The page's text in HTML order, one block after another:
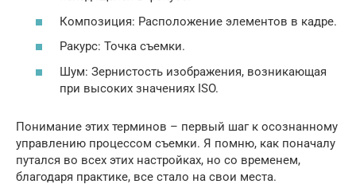
Композиция: Расположение элементов в кадре.
Ракурс: Точка съемки.
Шум: Зернистость изображения, возникающая
при высоких значениях ISO.
Понимание этих терминов – первый шаг к осознанному
управлению процессом съемки. Я помню, как поначалу
путался во всех этих настройках, но со временем,
благодаря практике, все стало на свои места.